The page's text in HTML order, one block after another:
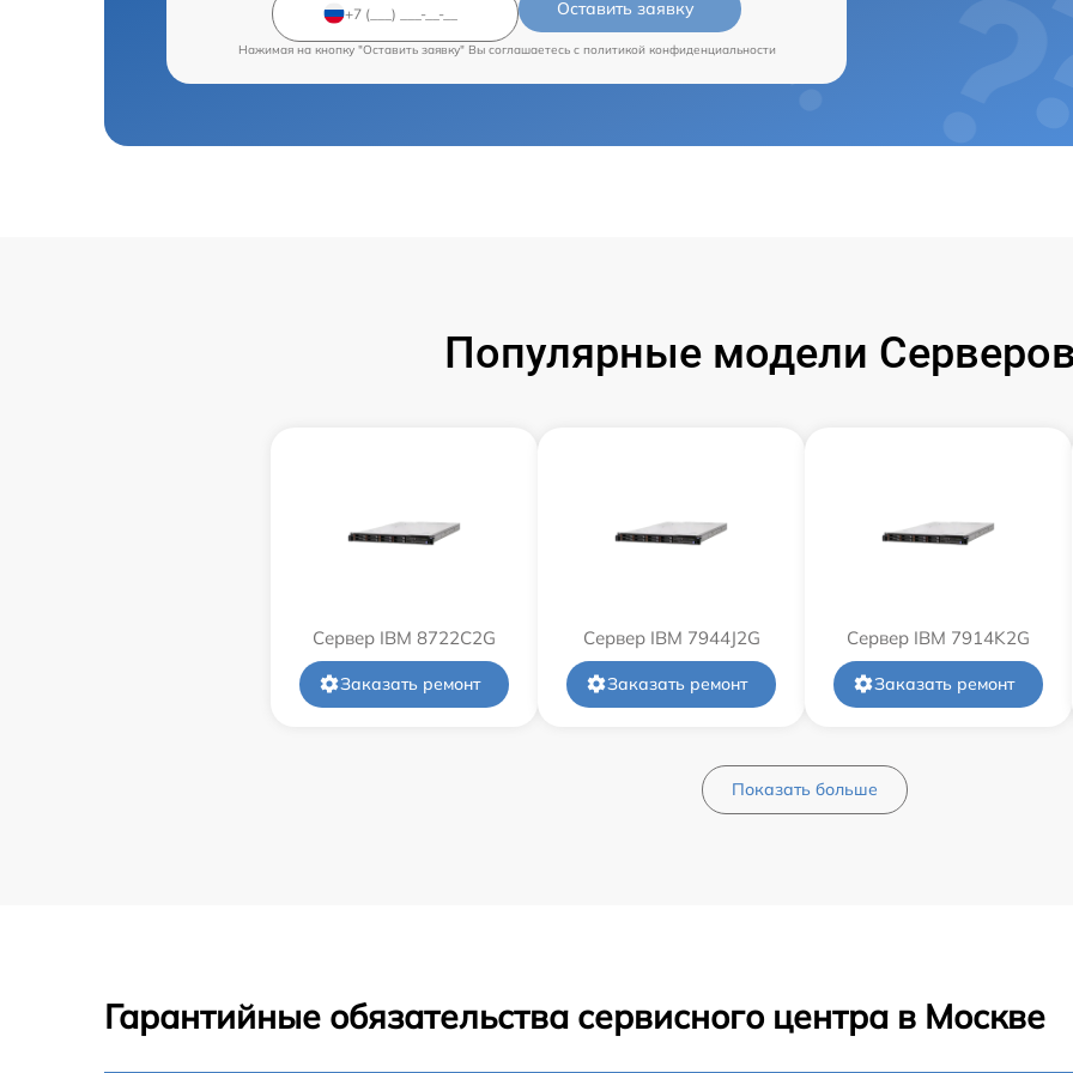
Оставить заявку
Нажимая на кнопку "Оставить заявку" Вы соглашаетесь c политикой конфиденциальности
Популярные модели
Сервер IBM 8722C2G
Заказать ремонт
Сервер IBM 7944J2G
Заказать ремонт
Сервер IBM 7914K2G
Заказать ремонт
Показать больше
Гарантийные обязательства сервисного центра в Москве